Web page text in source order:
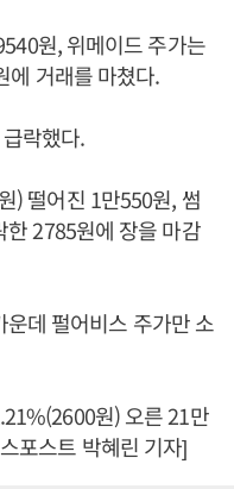
원, 위메이드 주가는
에 거래를 마쳤다.
락했다.
) 떨어진 1만550원, 썸
2785원에 장을 마감
데 펄어비스 주가만 소
원) 오른 21만
포스트 박혜린 기자]